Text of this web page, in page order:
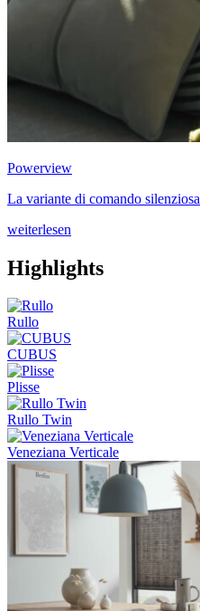
Powerview
La variante di comando silenziosa
weiterlesen
Highlights
Rullo
CUBUS
Plisse
Rullo Twin
Veneziana Verticale